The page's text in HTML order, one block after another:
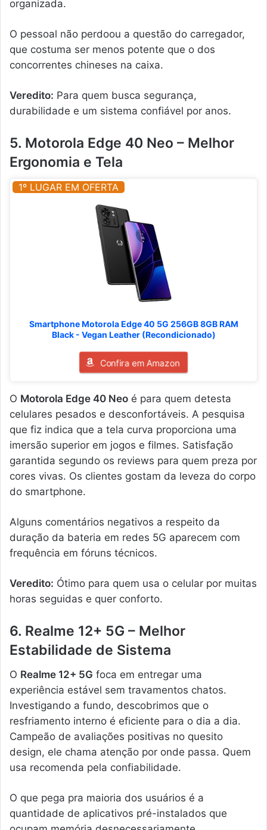
organizada.
O pessoal não perdoou a questão do carregador,
que costuma ser menos potente que o dos
concorrentes chineses na caixa.
Veredito: Para quem busca segurança,
durabilidade e um sistema confiável por anos.
5. Motorola Edge 40 Neo – Melhor
Ergonomia e Tela
1º LUGAR EM OFERTA
Smartphone Motorola Edge 40 5G 256GB 8GB RAM
Black - Vegan Leather (Recondicionado)
Confira em Amazon
O Motorola Edge 40 Neo é para quem detesta
celulares pesados e desconfortáveis. A pesquisa
que fiz indica que a tela curva proporciona uma
imersão superior em jogos e filmes. Satisfação
garantida segundo os reviews para quem preza por
cores vivas. Os clientes gostam da leveza do corpo
do smartphone.
Alguns comentários negativos a respeito da
duração da bateria em redes 5G aparecem com
frequência em fóruns técnicos.
Veredito: Ótimo para quem usa o celular por muitas
horas seguidas e quer conforto.
6. Realme 12+ 5G – Melhor
Estabilidade de Sistema
O Realme 12+ 5G foca em entregar uma
experiência estável sem travamentos chatos.
Investigando a fundo, descobrimos que o
resfriamento interno é eficiente para o dia a dia.
Campeão de avaliações positivas no quesito
design, ele chama atenção por onde passa. Quem
usa recomenda pela confiabilidade.
O que pega pra maioria dos usuários é a
quantidade de aplicativos pré-instalados que